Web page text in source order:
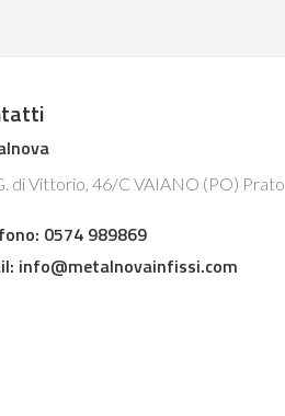
di Vittorio, 46/C VAIANO (PO) Prato
0574 989869
info@metalnovainfissi.com